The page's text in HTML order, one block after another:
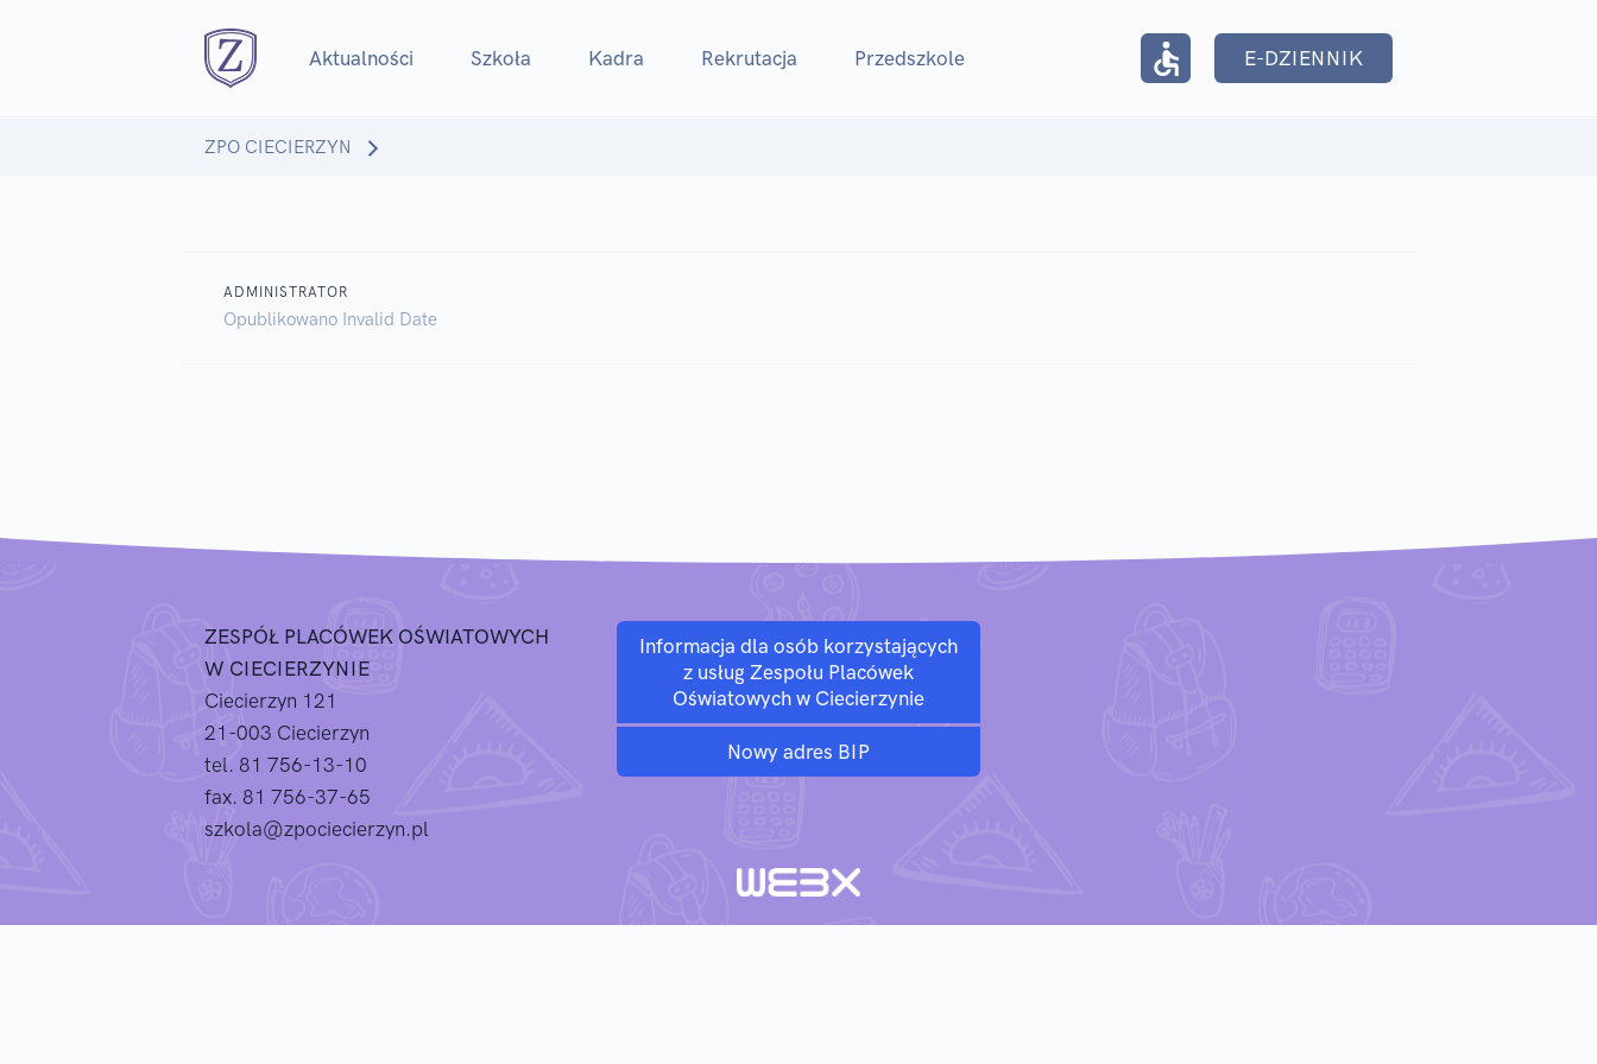
Aktualności Szkoła Kadra Rekrutacja Przedszkole E-DZIENNIK
ZPO CIECIERZYN
ADMINISTRATOR
Opublikowano Invalid Date
ZESPÓŁ PLACÓWEK OŚWIATOWYCH
W CIECIERZYNIE
Ciecierzyn 121
21-003 Ciecierzyn
tel. 81 756-13-10
fax. 81 756-37-65
szkola@zpociecierzyn.pl
Informacja dla osób korzystających
z usług Zespołu Placówek
Oświatowych w Ciecierzynie
Nowy adres BIP